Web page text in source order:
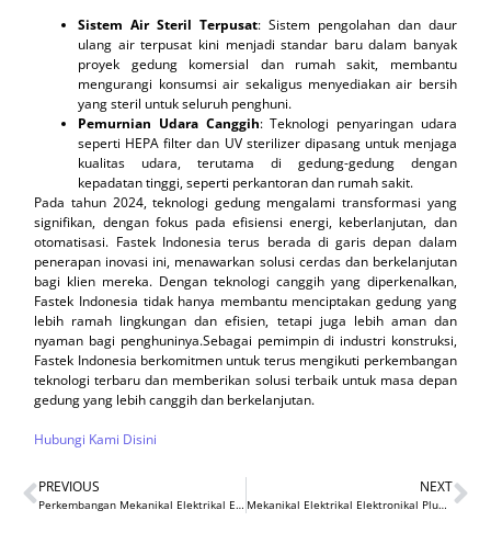
Sistem Air Steril Terpusat: Sistem pengolahan dan daur
ulang air terpusat kini menjadi standar baru dalam banyak
proyek gedung komersial dan rumah sakit, membantu
mengurangi konsumsi air sekaligus menyediakan air bersih
yang steril untuk seluruh penghuni.
Pemurnian Udara Canggih: Teknologi penyaringan udara
seperti HEPA filter dan UV sterilizer dipasang untuk menjaga
kualitas udara, terutama di gedung-gedung dengan
kepadatan tinggi, seperti perkantoran dan rumah sakit.
Pada tahun 2024, teknologi gedung mengalami transformasi yang
signifikan, dengan fokus pada efisiensi energi, keberlanjutan, dan
otomatisasi. Fastek Indonesia terus berada di garis depan dalam
penerapan inovasi ini, menawarkan solusi cerdas dan berkelanjutan
bagi klien mereka. Dengan teknologi canggih yang diperkenalkan,
Fastek Indonesia tidak hanya membantu menciptakan gedung yang
lebih ramah lingkungan dan efisien, tetapi juga lebih aman dan
nyaman bagi penghuninya.Sebagai pemimpin di industri konstruksi,
Fastek Indonesia berkomitmen untuk terus mengikuti perkembangan
teknologi terbaru dan memberikan solusi terbaik untuk masa depan
gedung yang lebih canggih dan berkelanjutan.
Hubungi Kami Disini
PREVIOUS
Perkembangan Mekanikal Elektrikal Elektronikal dan Plumbing
NEXT
Mekanikal Elektrikal Elektronikal Plumbing Rumah Sakit Modern